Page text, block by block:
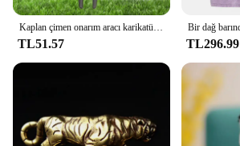
Kaplan çimen onarım aracı karikatür küçük kaplan desen Golf topu işaretleyici aracı golfçüler için hafif ve taşınabilir Golf onarım aracı
TL51.57 TL296.99